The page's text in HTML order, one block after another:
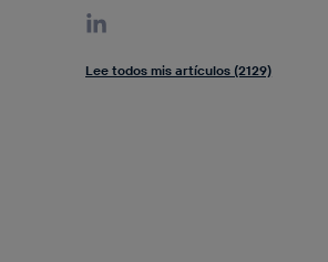
Lee todos mis artículos (2129)